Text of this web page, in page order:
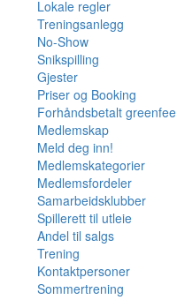
Lokale regler
Treningsanlegg
No-Show
Snikspilling
Gjester
Priser og Booking
Forhåndsbetalt greenfee
Medlemskap
Meld deg inn!
Medlemskategorier
Medlemsfordeler
Samarbeidsklubber
Spillerett til utleie
Andel til salgs
Trening
Kontaktpersoner
Sommertrening